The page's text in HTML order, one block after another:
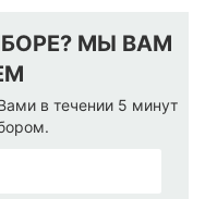
МЫ ВАМ
в течении 5 минут